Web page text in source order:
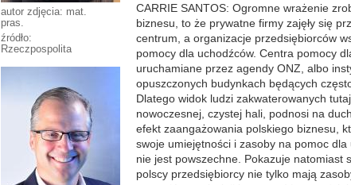
autor zdjęcia: mat.
pras.
źródło:
Rzeczpospolita
CARRIE SANTOS: Ogromne wrażenie
biznesu, to że prywatne firmy zajęły się
centrum, a organizacje przedsiębiorców
pomocy dla uchodźców. Centra pomocy
uruchamiane przez agendy ONZ, albo
opuszczonych budynkach będących
Dlatego widok ludzi zakwaterowanych
nowoczesnej, czystej hali, podnosi na
efekt zaangażowania polskiego biznesu,
swoje umiejętności i zasoby na pomoc dla
nie jest powszechne. Pokazuje natomiast
polscy przedsiębiorcy nie tylko mają